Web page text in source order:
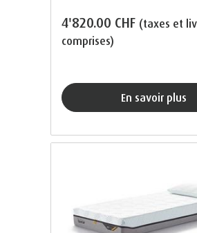
4'820.00 CHF (taxes et
comprises)
En savoir plus